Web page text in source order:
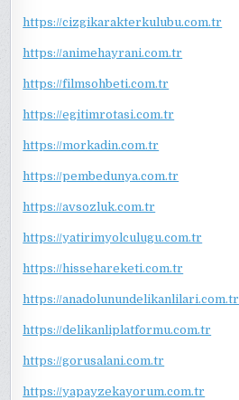
https://cizgikarakterkulubu.com.tr
https://animehayrani.com.tr
https://filmsohbeti.com.tr
https://egitimrotasi.com.tr
https://morkadin.com.tr
https://pembedunya.com.tr
https://avsozluk.com.tr
https://yatirimyolculugu.com.tr
https://hissehareketi.com.tr
https://anadolunundelikanlilari.com.tr
https://delikanliplatformu.com.tr
https://gorusalani.com.tr
https://yapayzekayorum.com.tr